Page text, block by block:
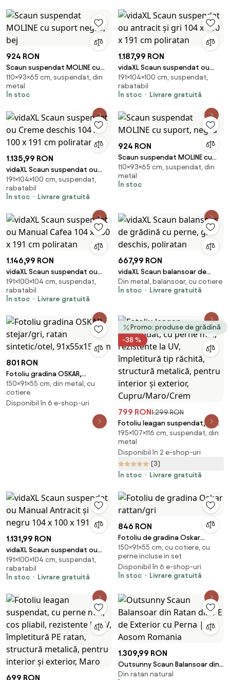
924 RON
Scaun suspendat MOLINE cu
suport negru, bej
110×93×65 cm, suspendat, din
metal
În stoc
1.187,99 RON
vidaXL Scaun suspendat ou
antracit și gri 104 x 100 x 191 cm
poliratan
191×104×100 cm, suspendat,
rabatabil
În stoc
Livrare gratuită
1.135,99 RON
vidaXL Scaun suspendat ou
Creme deschis 104 x 100 x 191
cm poliratan
191×104×100 cm, suspendat,
rabatabil
În stoc
Livrare gratuită
924 RON
Scaun suspendat MOLINE cu
suport, negru
110×93×65 cm, suspendat, din
metal
În stoc
1.146,99 RON
vidaXL Scaun suspendat ou
Manual Cafea 104 x 100 x 191 cm
poliratan
191×100×104 cm, suspendat,
rabatabil
În stoc
Livrare gratuită
667,99 RON
vidaXL Scaun balansoar de
grădină cu perne, gri deschis,
poliratan
Din metal, balansoar, cu cotiere
În stoc
Livrare gratuită
801 RON
Fotoliu gradina OSKAR,
stejar/gri, ratan sintetic/otel,
91x55x150 cm
150×91×55 cm, din metal, cu
cotiere
Disponibil în 6 e-shop-uri
Promo: produse de grădină
-38 %
799 RON1.299 RON
Fotoliu leagan suspendat, cu
perne moi, rezistente la UV,
împletitură tip răchită,
structură metalică, pentru
interior și exterior,
Cupru/Maro/Crem
195×107×116 cm, suspendat, din
metal
Disponibil în 2 e-shop-uri
(3)
În stoc
Livrare gratuită
1.131,99 RON
vidaXL Scaun suspendat ou
Manual Antracit și negru 104 x
100 x 191 cm
191×100×104 cm, suspendat,
rabatabil
În stoc
Livrare gratuită
846 RON
Fotoliu de gradina Oskar
rattan/gri
150×91×55 cm, cu cotiere, cu
perne incluse in set
Disponibil în 6 e-shop-uri
În stoc
Livrare gratuită
699 RON
1.309,99 RON
Outsunny Scaun Balansoar din
Ratan din PE de Exterior cu
Din ratan natural